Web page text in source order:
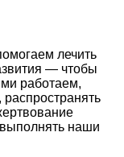
лечить
— чтобы
работаем,
наши